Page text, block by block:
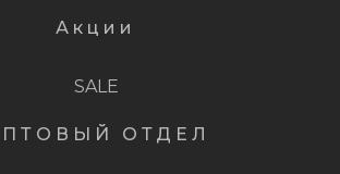
Акции
SALE
ОТДЕЛ